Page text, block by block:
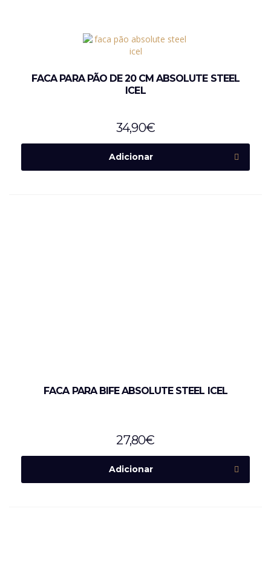
FACA PARA PÃO DE 20 CM ABSOLUTE STEEL
ICEL
34,90€
Adicionar
FACA PARA BIFE ABSOLUTE STEEL ICEL
27,80€
Adicionar